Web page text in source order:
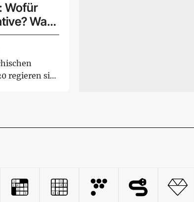
Wofür
Was
Porträt.
regieren sie